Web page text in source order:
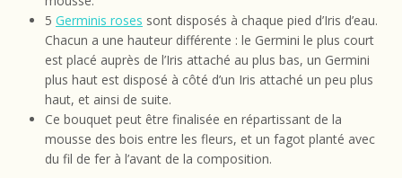
5 Germinis roses sont disposés à chaque pied d’Iris d’eau.
Chacun a une hauteur différente : le Germini le plus court
est placé auprès de l’Iris attaché au plus bas, un Germini
plus haut est disposé à côté d’un Iris attaché un peu plus
haut, et ainsi de suite.
Ce bouquet peut être finalisée en répartissant de la
mousse des bois entre les fleurs, et un fagot planté avec
du fil de fer à l’avant de la composition.